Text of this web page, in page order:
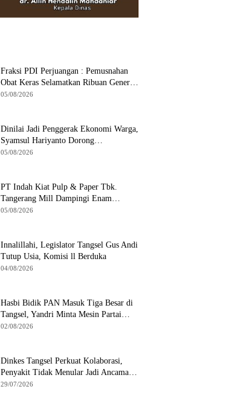
Fraksi PDI Perjuangan : Pemusnahan
Obat Keras Selamatkan Ribuan Generasi
Muda Tangsel
05/08/2026
Dinilai Jadi Penggerak Ekonomi Warga,
Syamsul Hariyanto Dorong
Pengembangan Budidaya Jamur Crispy
05/08/2026
PT Indah Kiat Pulp & Paper Tbk.
Tangerang Mill Dampingi Enam
Wilayah Binaan
05/08/2026
Innalillahi, Legislator Tangsel Gus Andi
Tutup Usia, Komisi ll Berduka
04/08/2026
Hasbi Bidik PAN Masuk Tiga Besar di
Tangsel, Yandri Minta Mesin Partai
Bergerak
02/08/2026
Dinkes Tangsel Perkuat Kolaborasi,
Penyakit Tidak Menular Jadi Ancaman
Utama
29/07/2026